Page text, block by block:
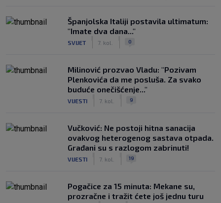
Španjolska Italiji postavila ultimatum:
"Imate dva dana..."
SVIJET 7. kol. 0
Milinović prozvao Vladu: "Pozivam
Plenkovića da me posluša. Za svako
buduće onečišćenje..."
VIJESTI 7. kol. 9
Vučković: Ne postoji hitna sanacija
ovakvog heterogenog sastava otpada.
Građani su s razlogom zabrinuti!
VIJESTI 7. kol. 19
Pogačice za 15 minuta: Mekane su,
prozračne i tražit ćete još jednu turu